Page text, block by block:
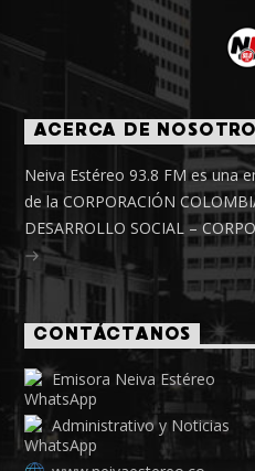
ACERCA DE
Neiva Estéreo 93.8 FM es una
de la CORPORACIÓN
DESARROLLO SOCIAL –
CONTÁCTANOS
Emisora Neiva Estéreo
Administrativo y Noticias